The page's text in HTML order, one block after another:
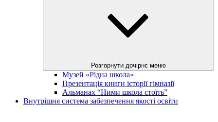
Розгорнути дочірнє меню
Музей «Рідна школа»
Презентація книги історії гімназії
Альманах “Ними школа стоїть”
Внутрішня система забезпечення якості освіти